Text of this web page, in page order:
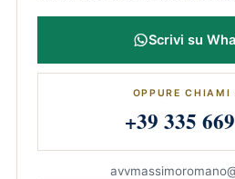
Scrivi su
OPPURE
+39 335